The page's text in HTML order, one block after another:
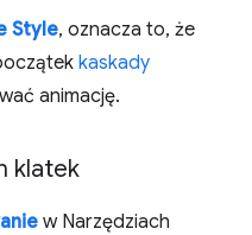
Style, oznacza to, że
kaskady
animację.
klatek
w Narzędziach